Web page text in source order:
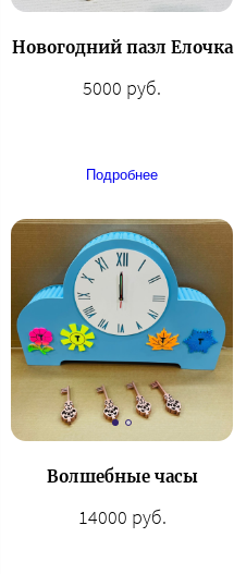
Новогодний пазл Елочка
5000 руб.
Подробнее
Волшебные часы
14000 руб.